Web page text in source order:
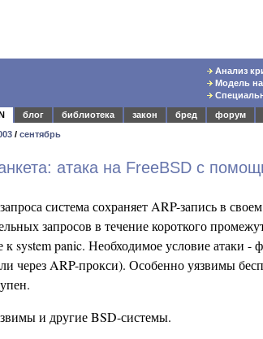
Анализ
Модель
блог библиотека закон бред форум
/ сентябрь
атака на FreeBSD с
система сохраняет ARP-запись в
запросов в течение короткого
к system panic. Необходимое условие атаки -
через ARP-прокси). Особенно уязвимы
и другие BSD-системы.